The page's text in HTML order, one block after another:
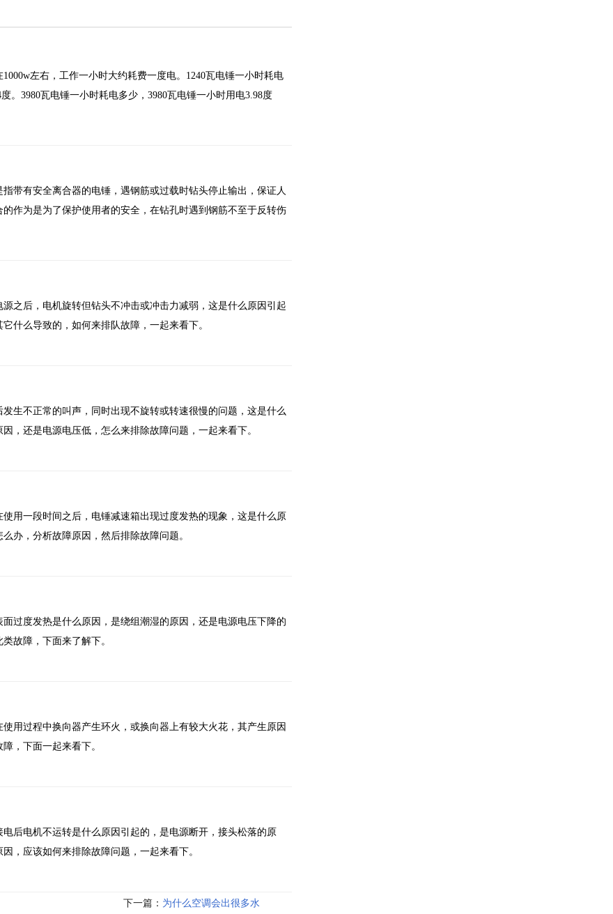
左右，工作一小时大约耗费一度电。1240瓦电锤一小时耗电
。3980瓦电锤一小时耗电多少，3980瓦电锤一小时用电3.98度
带有安全离合器的电锤，遇钢筋或过载时钻头停止输出，保证人
作为是为了保护使用者的安全，在钻孔时遇到钢筋不至于反转伤
之后，电机旋转但钻头不冲击或冲击力减弱，这是什么原因引起
什么导致的，如何来排队故障，一起来看下。
生不正常的叫声，同时出现不旋转或转速很慢的问题，这是什么
，还是电源电压低，怎么来排除故障问题，一起来看下。
用一段时间之后，电锤减速箱出现过度发热的现象，这是什么原
办，分析故障原因，然后排除故障问题。
过度发热是什么原因，是绕组潮湿的原因，还是电源电压下降的
故障，下面来了解下。
用过程中换向器产生环火，或换向器上有较大火花，其产生原因
，下面一起来看下。
后电机不运转是什么原因引起的，是电源断开，接头松落的原
，应该如何来排除故障问题，一起来看下。
下一篇： 为什么空调会出很多水